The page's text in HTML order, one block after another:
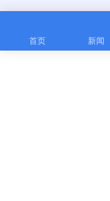
首页 新闻